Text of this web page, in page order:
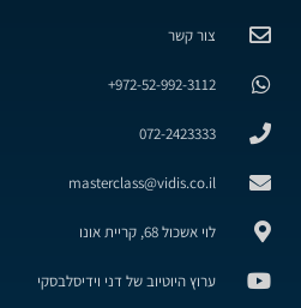
צור קשר
972-52-992-3112+
072-2423333
masterclass@vidis.co.il
לוי אשכול 68, קריית אונו
ערוץ היוטיוב של דני וידיסלבסקי